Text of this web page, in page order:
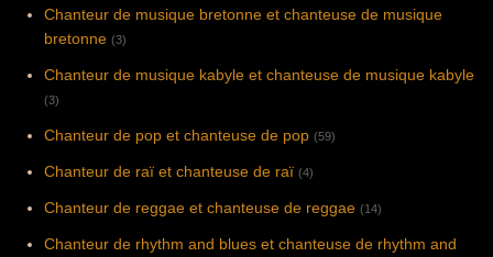
Chanteur de musique bretonne et chanteuse de musique
bretonne (3)
Chanteur de musique kabyle et chanteuse de musique kabyle
(3)
Chanteur de pop et chanteuse de pop (59)
Chanteur de raï et chanteuse de raï (4)
Chanteur de reggae et chanteuse de reggae (14)
Chanteur de rhythm and blues et chanteuse de rhythm and